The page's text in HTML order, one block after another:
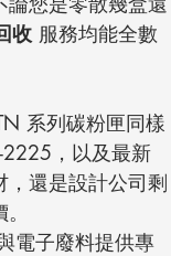
收 服務均能全數
系列碳粉匣同樣
，以及最新
還是設計公司剩
電子廢料提供專